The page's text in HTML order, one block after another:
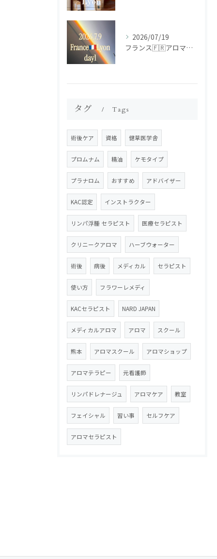
2026/07/19
フランス🇫🇷アロマ研修ツアー𝗱𝗮𝘆𝟭
タグ Tags
術後ケア 資格 健草医学舎
プロムナム 精油 ケモタイプ
プラナロム おすすめ アドバイザー
KAC認定 インストラクター
リンパ浮腫 セラピスト 医療セラピスト
クリニークアロマ ハーブウォーター
術後 病後 メディカル セラピスト
使い方 フラワーレメディ
KACセラピスト NARD JAPAN
メディカルアロマ アロマ スクール
熊本 アロマスクール アロマショップ
アロマテラピー 元看護師
リンパドレナージュ アロマケア 教室
フェイシャル 習い事 セルフケア
アロマセラピスト